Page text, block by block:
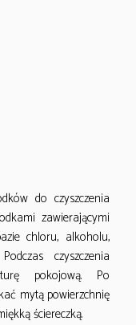
do czyszczenia
zawierającymi
chloru, alkoholu,
czyszczenia
pokojową. Po
mytą powierzchnię
ściereczką.